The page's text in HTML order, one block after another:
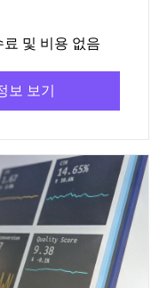
및 비용 없음
보 보기